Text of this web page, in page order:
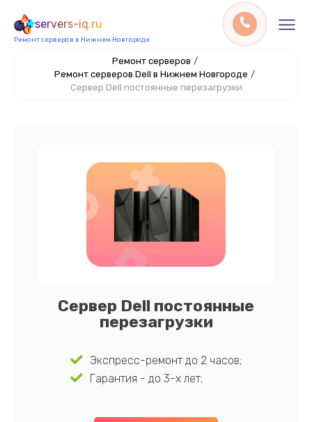
servers-iq.ru
Ремонт серверов в Нижнем Новгороде
Ремонт серверов /
Ремонт серверов Dell в Нижнем Новгороде /
Сервер Dell постоянные перезагрузки
Сервер Dell постоянные
перезагрузки
Экспресс-ремонт до 2 часов;
Гарантия - до 3-х лет;